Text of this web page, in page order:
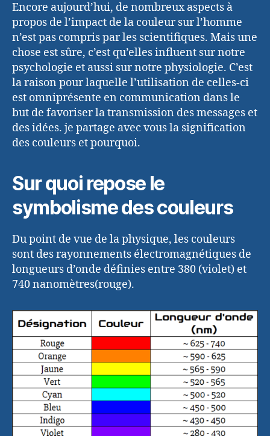
Encore aujourd’hui, de nombreux aspects à
propos de l’impact de la couleur sur l’homme
n’est pas compris par les scientifiques. Mais une
chose est sûre, c’est qu’elles influent sur notre
psychologie et aussi sur notre physiologie. C’est
la raison pour laquelle l’utilisation de celles-ci
est omniprésente en communication dans le
but de favoriser la transmission des messages et
des idées. je partage avec vous la signification
des couleurs et pourquoi.
Sur quoi repose le
symbolisme des couleurs
Du point de vue de la physique, les couleurs
sont des rayonnements électromagnétiques de
longueurs d’onde définies entre 380 (violet) et
740 nanomètres(rouge).